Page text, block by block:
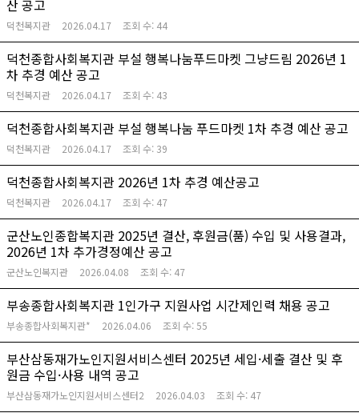
산 공고
덕천복지관 2026.04.17 조회 수: 44
덕천종합사회복지관 부설 행복나눔푸드마켓 그냥드림 2026년 1
차 추경 예산 공고
덕천복지관 2026.04.17 조회 수: 43
덕천종합사회복지관 부설 행복나눔 푸드마켓 1차 추경 예산 공고
덕천복지관 2026.04.17 조회 수: 39
덕천종합사회복지관 2026년 1차 추경 예산공고
덕천복지관 2026.04.17 조회 수: 47
군산노인종합복지관 2025년 결산, 후원금(품) 수입 및 사용결과,
2026년 1차 추가경정예산 공고
군산노인복지관 2026.04.08 조회 수: 47
부송종합사회복지관 1인가구 지원사업 시간제인력 채용 공고
부송종합사회복지관* 2026.04.06 조회 수:55
부산삼동재가노인지원서비스센터 2025년 세입·세출 결산 및 후
원금 수입·사용 내역 공고
부산삼동재가노인지원서비스센터2 2026.04.03 조회 수: 47